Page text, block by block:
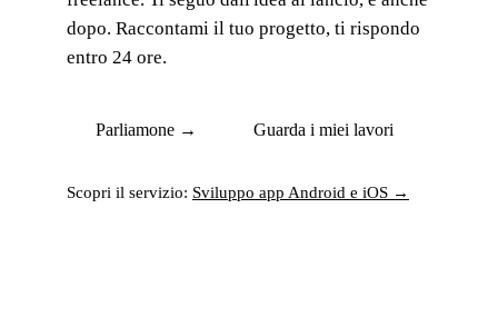
dopo. Raccontami il tuo progetto, ti rispondo
entro 24 ore.
Parliamone → Guarda i miei lavori
Scopri il servizio: Sviluppo app Android e iOS →